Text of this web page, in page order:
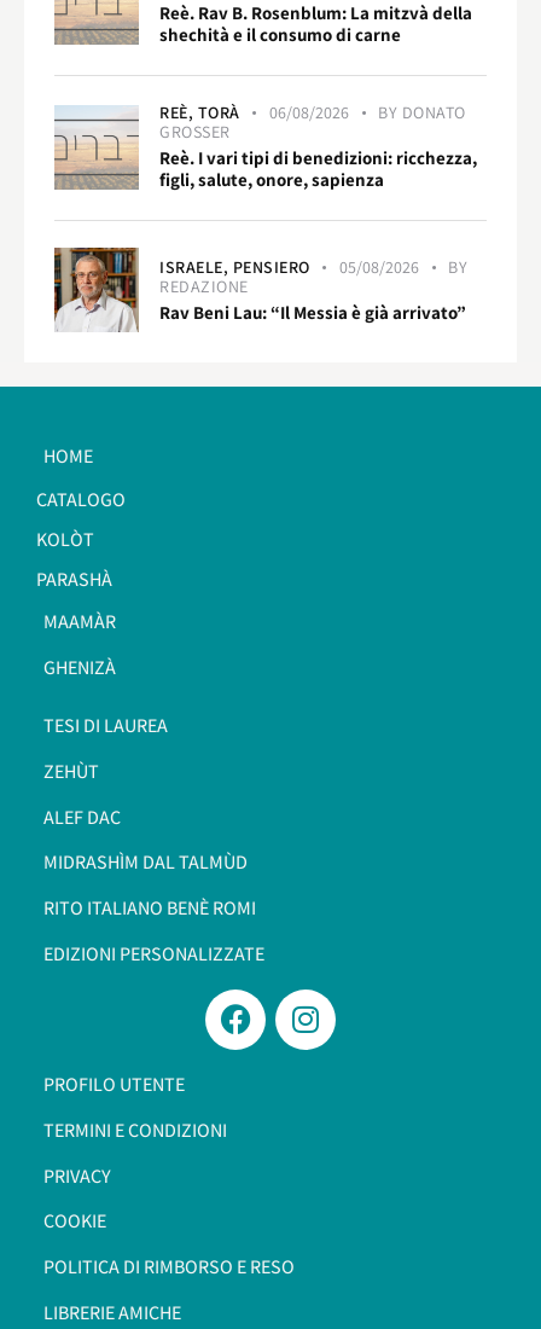
Reè. Rav B. Rosenblum: La mitzvà della
shechità e il consumo di carne
REÈ, TORÀ 06/08/2026 BY DONATO
GROSSER
Reè. I vari tipi di benedizioni: ricchezza,
figli, salute, onore, sapienza
ISRAELE, PENSIERO 05/08/2026
BY
REDAZIONE
Rav Beni Lau: “Il Messia è già arrivato”
HOME
CATALOGO
KOLÒT
PARASHÀ
MAAMÀR
GHENIZÀ
TESI DI LAUREA
ZEHÙT
ALEF DAC
MIDRASHÌM DAL TALMÙD
RITO ITALIANO BENÈ ROMI​
EDIZIONI PERSONALIZZATE
PROFILO UTENTE
TERMINI E CONDIZIONI
PRIVACY
COOKIE
POLITICA DI RIMBORSO E RESO
LIBRERIE AMICHE